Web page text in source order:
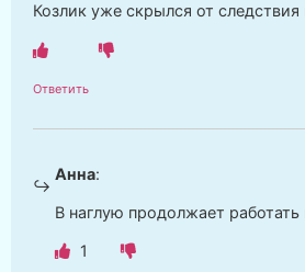
Козлик уже скрылся от следствия
Ответить
Анна:
В наглую продолжает
1